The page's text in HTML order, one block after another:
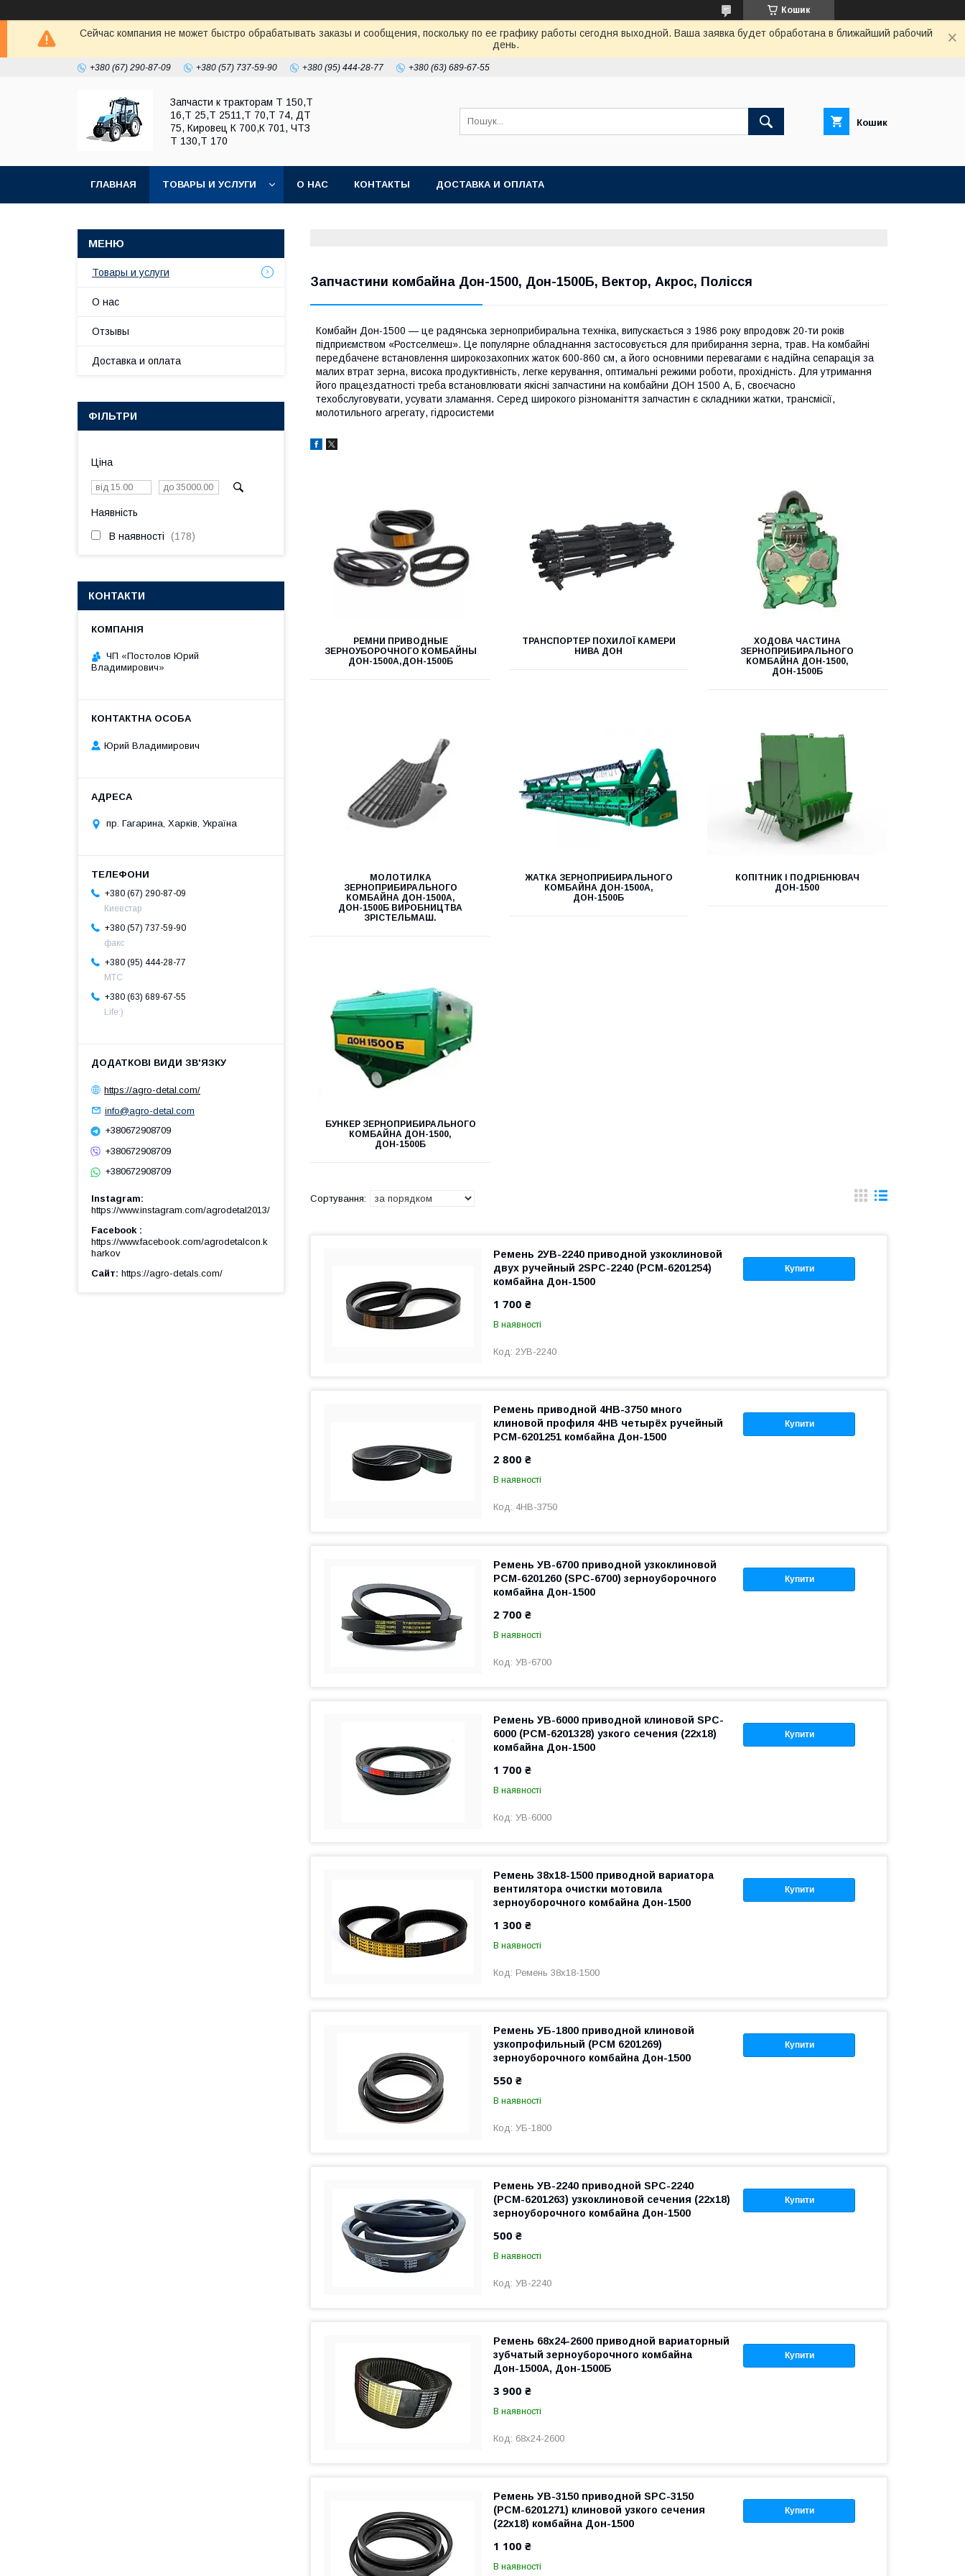
Кошик
Сейчас компания не может быстро обрабатывать заказы и сообщения, поскольку по ее графику работы сегодня выходной. Ваша заявка будет обработана в ближайший рабочий
день.
+380 (67) 290-87-09 +380 (57) 737-59-90 +380 (95) 444-28-77 +380 (63) 689-67-55
Запчасти к тракторам Т 150,Т
16,Т 25,Т 2511,Т 70,Т 74, ДТ
75, Кировец К 700,К 701, ЧТЗ
Т 130,Т 170
Кошик
ГЛАВНАЯ ТОВАРЫ И УСЛУГИ О НАС КОНТАКТЫ ДОСТАВКА И ОПЛАТА
Запчастини комбайна Дон-1500, Дон-1500Б, Вектор, Акрос, Полісся
Комбайн Дон-1500 — це радянська зерноприбиральна техніка, випускається з 1986 року впродовж 20-ти років
підприємством «Ростселмеш». Це популярне обладнання застосовується для прибирання зерна, трав. На комбайні
передбачене встановлення широкозахопних жаток 600-860 см, а його основними перевагами є надійна сепарація за
малих втрат зерна, висока продуктивність, легке керування, оптимальні режими роботи, прохідність. Для утримання
його працездатності треба встановлювати якісні запчастини на комбайни ДОН 1500 А, Б, своєчасно
техобслуговувати, усувати зламання. Серед широкого різноманіття запчастин є складники жатки, трансмісії,
молотильного агрегату, гідросистеми
РЕМНИ ПРИВОДНЫЕ
ЗЕРНОУБОРОЧНОГО КОМБАЙНЫ
ДОН-1500А,ДОН-1500Б
ТРАНСПОРТЕР ПОХИЛОЇ КАМЕРИ
НИВА ДОН
ХОДОВА ЧАСТИНА
ЗЕРНОПРИБИРАЛЬНОГО
КОМБАЙНА ДОН-1500,
ДОН-1500Б
МОЛОТИЛКА
ЗЕРНОПРИБИРАЛЬНОГО
КОМБАЙНА ДОН-1500А,
ДОН-1500Б ВИРОБНИЦТВА
ЗРІСТЕЛЬМАШ.
ЖАТКА ЗЕРНОПРИБИРАЛЬНОГО
КОМБАЙНА ДОН-1500А,
ДОН-1500Б
КОПІТНИК І ПОДРІБНЮВАЧ
ДОН-1500
БУНКЕР ЗЕРНОПРИБИРАЛЬНОГО
КОМБАЙНА ДОН-1500,
ДОН-1500Б
Купити
Ремень 2УВ-2240 приводной узкоклиновой
двух ручейный 2SPC-2240 (РСМ-6201254)
комбайна Дон-1500
1 700 ₴
В наявності
2УВ-2240
Купити
Ремень приводной 4НВ-3750 много
клиновой профиля 4HB четырёх ручейный
РСМ-6201251 комбайна Дон-1500
2 800 ₴
В наявності
4НВ-3750
Купити
Ремень УВ-6700 приводной узкоклиновой
РСМ-6201260 (SPC-6700) зерноуборочного
комбайна Дон-1500
2 700 ₴
В наявності
УВ-6700
Купити
Ремень УВ-6000 приводной клиновой SPC-
6000 (РСМ-6201328) узкого сечения (22х18)
комбайна Дон-1500
1 700 ₴
В наявності
УВ-6000
Купити
Ремень 38х18-1500 приводной вариатора
вентилятора очистки мотовила
зерноуборочного комбайна Дон-1500
1 300 ₴
В наявності
Ремень 38х18-1500
Купити
Ремень УБ-1800 приводной клиновой
узкопрофильный (РСМ 6201269)
зерноуборочного комбайна Дон-1500
550 ₴
В наявності
УБ-1800
Купити
Ремень УВ-2240 приводной SPC-2240
(РСМ-6201263) узкоклиновой сечения (22х18)
зерноуборочного комбайна Дон-1500
500 ₴
В наявності
УВ-2240
Купити
Ремень 68х24-2600 приводной вариаторный
зубчатый зерноуборочного комбайна
Дон-1500А, Дон-1500Б
3 900 ₴
В наявності
68х24-2600
Купити
Ремень УВ-3150 приводной SPC-3150
(РСМ-6201271) клиновой узкого сечения
(22х18) комбайна Дон-1500
1 100 ₴
В наявності
Товары и услуги
О нас
Отзывы
Доставка и оплата
ФІЛЬТРИ
Ціна
Наявність
В наявності 178
КОНТАКТИ
ЧП «Постолов Юрий
Владимирович»
Юрий Владимирович
пр. Гагарина, Харків, Україна
+380 (67) 290-87-09
Киевстар
+380 (57) 737-59-90
факс
+380 (95) 444-28-77
МТС
+380 (63) 689-67-55
Life:)
https://agro-detal.com/
info@agro-detal.com
+380672908709
+380672908709
+380672908709
Instagram
https://www.instagram.com/agrodetal2013/
Facebook
https://www.facebook.com/agrodetalcon.k
harkov
Сайт https://agro-detals.com/